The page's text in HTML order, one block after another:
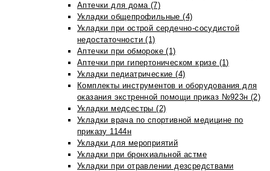
Аптечки для дома (7)
Укладки общепрофильные (4)
Укладки при острой сердечно-сосудистой
недостаточности (1)
Аптечки при обмороке (1)
Аптечки при гипертоническом кризе (1)
Укладки педиатрические (4)
Комплекты инструментов и оборудования для
оказания экстренной помощи приказ №923н (2)
Укладки медсестры (2)
Укладки врача по спортивной медицине по
приказу 1144н
Укладки для мероприятий
Укладки при бронхиальной астме
Укладки при отравлении дезсредствами